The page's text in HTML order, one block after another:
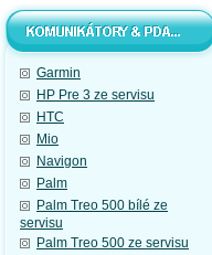
Garmin
HP Pre 3 ze servisu
HTC
Mio
Navigon
Palm
Palm Treo 500 bílé ze
servisu
Palm Treo 500 ze servisu